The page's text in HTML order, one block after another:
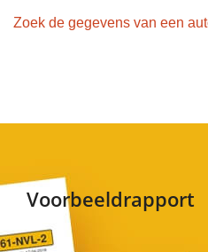
Zoek de gegevens van een
Voorbeeldrapport